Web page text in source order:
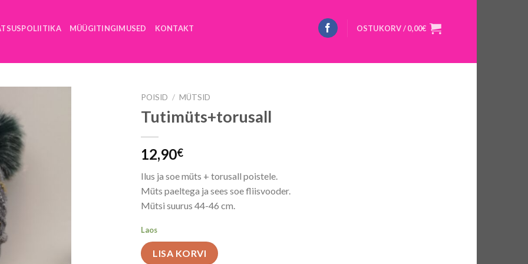
MÜÜGITINGIMUSED KONTAKT OSTUKORV /0,00€
POISID / MÜTSID
Tutimüts+torusall
12,90€
Ilus ja soe müts + torusall poistele.
Müts paeltega ja sees soe fliisvooder.
Mütsi suurus 44-46 cm.
Laos
LISA KORVI